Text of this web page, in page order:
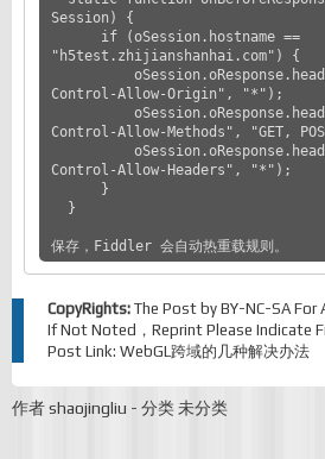
Session) {
"h5test.zhijianshanhai.com") {
Control-Allow-Origin", "*");
Control-Allow-Methods", "GET,
Control-Allow-Headers", "*");
保存，Fiddler 会自动热重载规则。
CopyRights: The Post by BY-NC-SA For
If Not Noted，Reprint Please Indicate
Post Link: WebGL跨域的几种解决办法
作者shaojingliu - 分类未分类